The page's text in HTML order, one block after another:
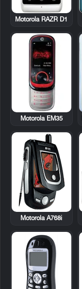
Motorola RAZR D1
Motorola EM35
Motorola A768i